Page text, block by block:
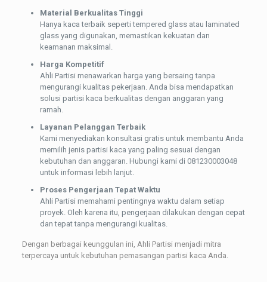
Material Berkualitas Tinggi
Hanya kaca terbaik seperti tempered glass atau laminated
glass yang digunakan, memastikan kekuatan dan
keamanan maksimal.
Harga Kompetitif
Ahli Partisi menawarkan harga yang bersaing tanpa
mengurangi kualitas pekerjaan. Anda bisa mendapatkan
solusi partisi kaca berkualitas dengan anggaran yang
ramah.
Layanan Pelanggan Terbaik
Kami menyediakan konsultasi gratis untuk membantu Anda
memilih jenis partisi kaca yang paling sesuai dengan
kebutuhan dan anggaran. Hubungi kami di 081230003048
untuk informasi lebih lanjut.
Proses Pengerjaan Tepat Waktu
Ahli Partisi memahami pentingnya waktu dalam setiap
proyek. Oleh karena itu, pengerjaan dilakukan dengan cepat
dan tepat tanpa mengurangi kualitas.
Dengan berbagai keunggulan ini, Ahli Partisi menjadi mitra
terpercaya untuk kebutuhan pemasangan partisi kaca Anda.